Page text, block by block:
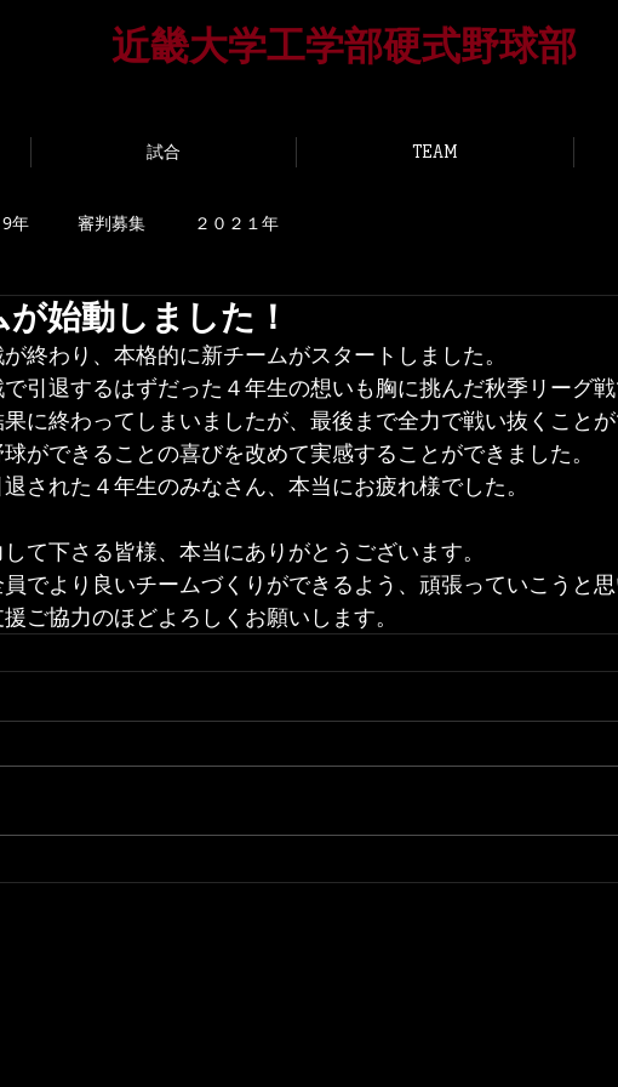
​近畿大学工学部硬式野球部
試合 TEAM
年 審判募集 ２０２１年
始動しました！
終わり、本格的に新チームがスタートしました。
引退するはずだった４年生の想いも胸に挑んだ秋季リーグ
果に終わってしまいましたが、最後まで全力で戦い抜くこと
ができることの喜びを改めて実感することができました。
された４年生のみなさん、本当にお疲れ様でした。
て下さる皆様、本当にありがとうございます。
でより良いチームづくりができるよう、頑張っていこうと
ご協力のほどよろしくお願いします。